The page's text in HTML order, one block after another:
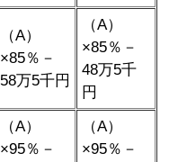
（A）
×85％－
58万5千円
（A）
×85％－
48万5千
円
（A）
×95％－
（A）
×95％－